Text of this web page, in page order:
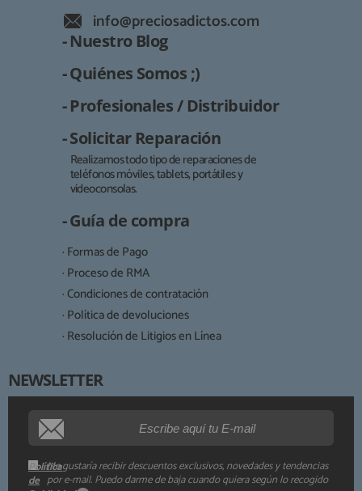
GUÍA DE COMPRA
(+34)912 477 744
Lunes a Viernes 09:30h a 20:00h
También atendemos Whatsapp
info@preciosadictos.com
REGISTRO PROFESIONAL
info@preciosadictos.com
- Nuestro Blog
- Quiénes Somos ;)
- Profesionales / Distribuidor
- Solicitar Reparación
Realizamos todo tipo de reparaciones de
teléfonos móviles, tablets, portátiles y
videoconsolas.
- Guía de compra
· Formas de Pago
· Proceso de RMA
· Condiciones de contratación
· Política de devoluciones
· Resolución de Litigios en Línea
NEWSLETTER
Me gustaría recibir descuentos exclusivos, novedades y tendencias
por e-mail. Puedo darme de baja cuando quiera según lo recogido
Política
de
Responsable:
Finalidad:
Destinatarios:
Derechos:
Procedencia de los datos: